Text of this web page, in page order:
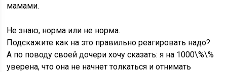
мамами.
Не знаю, норма или не норма.
Подскажите как на это правильно реагировать надо?
А по поводу своей дочери хочу сказать: я на 1000\%\%
уверена, что она не начнет толкаться и отнимать